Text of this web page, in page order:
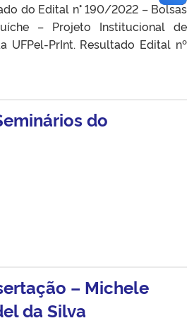
do Edital n° 190/2022 – Bolsas
– Projeto Institucional de
UFPel-PrInt. Resultado Edital nº
do
– Michele
da Silva